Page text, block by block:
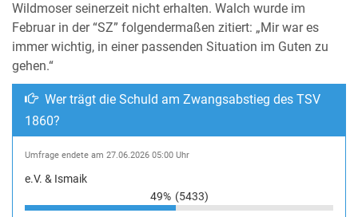
Wildmoser seinerzeit nicht erhalten. Walch wurde im
Februar in der “SZ” folgendermaßen zitiert: „Mir war es
immer wichtig, in einer passenden Situation im Guten zu
gehen.“
Wer trägt die Schuld am Zwangsabstieg des TSV
1860?
Umfrage endete am 27.06.2026 05:00 Uhr
e.V. & Ismaik
49% (5433)